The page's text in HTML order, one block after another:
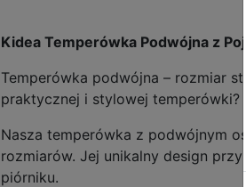
Kidea Temperówka Podwójna z
Temperówka podwójna – rozmiar
praktycznej i stylowej temperówki?
Nasza temperówka z podwójnym
rozmiarów. Jej unikalny design
piórniku.